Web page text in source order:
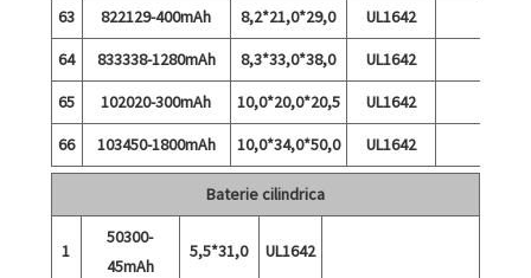
63
822129-400mAh 8,2*21,0*29,0
UL1642
64
833338-1280mAh 8,3*33,0*38,0
UL1642
65
102020-300mAh 10,0*20,0*20,5
UL1642
66
103450-1800mAh 10,0*34,0*50,0 UL1642
Baterie cilindrica
1
50300-
45mAh
5,5*31,0 UL1642